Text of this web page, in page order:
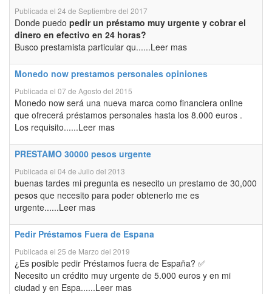
Publicada el 24 de Septiembre del 2017
Donde puedo pedir un préstamo muy urgente y cobrar el
dinero en efectivo en 24 horas?
Busco prestamista particular qu......Leer mas
Monedo now prestamos personales opiniones
Publicada el 07 de Agosto del 2015
Monedo now será una nueva marca como financiera online
que ofrecerá préstamos personales hasta los 8.000 euros .
Los requisito......Leer mas
PRESTAMO 30000 pesos urgente
Publicada el 04 de Julio del 2013
buenas tardes mi pregunta es nesecito un prestamo de 30,000
pesos que necesito para poder obtenerlo me es
urgente......Leer mas
Pedir Préstamos Fuera de Espana
Publicada el 25 de Marzo del 2019
¿Es posible pedir Préstamos fuera de España? ✅
Necesito un crédito muy urgente de 5.000 euros y en mi
ciudad y en Espa......Leer mas